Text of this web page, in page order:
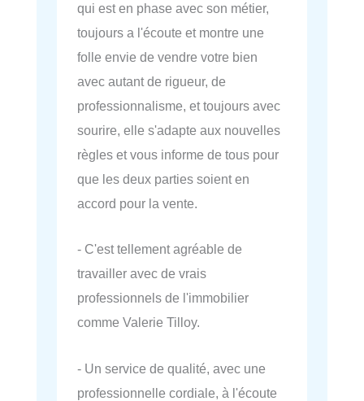
qui est en phase avec son métier,
toujours a l'écoute et montre une
folle envie de vendre votre bien
avec autant de rigueur, de
professionnalisme, et toujours avec
sourire, elle s'adapte aux nouvelles
règles et vous informe de tous pour
que les deux parties soient en
accord pour la vente.
- C'est tellement agréable de
travailler avec de vrais
professionnels de l'immobilier
comme Valerie Tilloy.
- Un service de qualité, avec une
professionnelle cordiale, à l'écoute